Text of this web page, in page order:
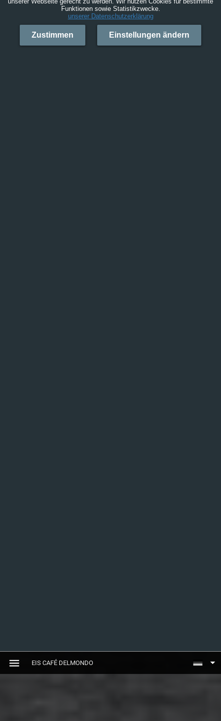
EIS CAFÉ DELMONDO
Funktionen sowie Statistikzwecke.
unserer Datenschutzerklärung
Zustimmen Einstellungen ändern